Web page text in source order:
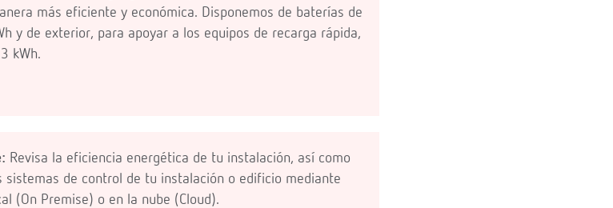
más eficiente y económica. Disponemos de baterías de
y de exterior, para apoyar a los equipos de recarga rápida,
kWh.
Revisa la eficiencia energética de tu instalación, así como
de control de tu instalación o edificio mediante
(On Premise) o en la nube (Cloud).